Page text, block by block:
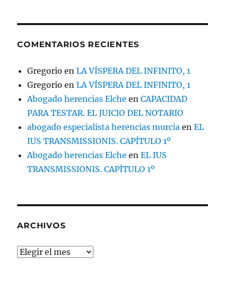
COMENTARIOS RECIENTES
Gregorio enLA VÍSPERA DEL INFINITO, 1
Gregorio enLA VÍSPERA DEL INFINITO, 1
Abogado herencias Elche enCAPACIDAD
PARA TESTAR. EL JUICIO DEL NOTARIO
abogado especialista herencias murcia enEL
IUS TRANSMISSIONIS. CAPÍTULO 1º
Abogado herencias Elche enEL IUS
TRANSMISSIONIS. CAPÍTULO 1º
ARCHIVOS
Archivos